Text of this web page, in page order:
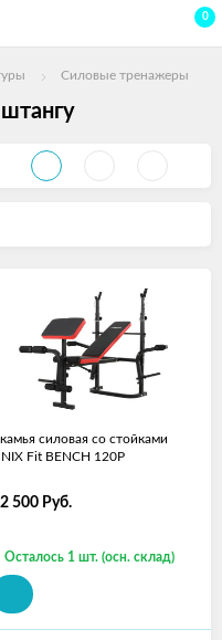
0
Силовые тренажеры
силовая со стойками
Fit BENCH 120P
500 Руб.
Осталось 1 шт. (осн. склад)